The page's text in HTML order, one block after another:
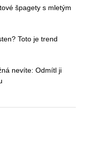
špagety s mletým
Toto je trend
nevíte: Odmítl ji